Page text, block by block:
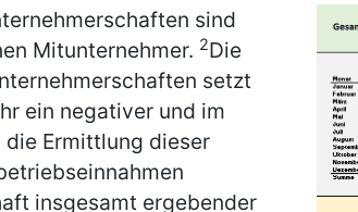
sind
Mitunternehmer. 2Die
setzt
ein negativer und im
Ermittlung dieser
insgesamt ergebender